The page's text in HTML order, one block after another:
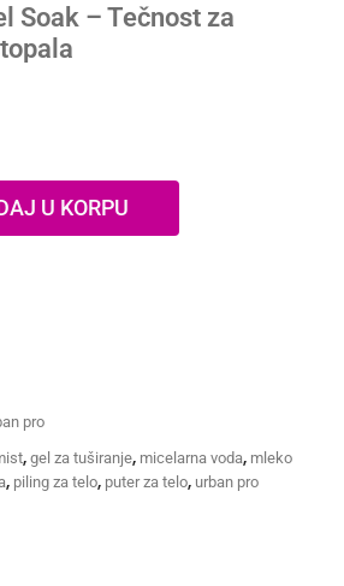
Soak – Tečnost za
U KORPU
pro
, gel za tuširanje, micelarna voda, mleko
, piling za telo, puter za telo, urban pro